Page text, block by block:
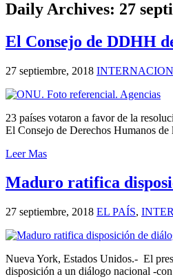
Daily Archives: 27
El Consejo de DDHH
27 septiembre, 2018
23 países votaron a favor de la
El Consejo de Derechos Humanos
Leer Mas
Maduro ratifica
27 septiembre, 2018 EL PAÍS,
Nueva York, Estados Unidos.- El
disposición a un diálogo nacional -